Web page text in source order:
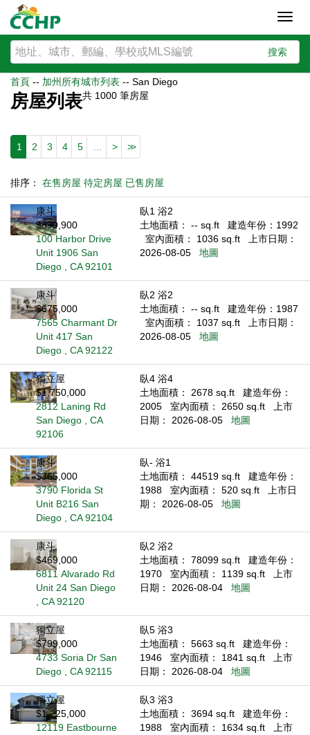
搜索
首頁 -- 加州所有城市列表 -- San Diego
房屋列表共 1000 筆房屋
1 2 3 4 5 > >>
排序： 在售房屋 待定房屋 已售房屋
康斗
$899,900
100 Harbor Drive
Unit 1906 San
Diego , CA 92101
臥1 浴2
土地面積： -- sq.ft
建造年份：1992
室內面積： 1036 sq.ft
上市日期：
2026-08-05
地圖
康斗
$675,000
7565 Charmant Dr
Unit 417 San
Diego , CA 92122
臥2 浴2
土地面積： -- sq.ft
建造年份：1987
室內面積： 1037 sq.ft
上市日期：
2026-08-05
地圖
獨立屋
$1,750,000
2812 Laning Rd
San Diego , CA
92106
臥4 浴4
土地面積： 2678 sq.ft
建造年份：
2005
室內面積： 2650 sq.ft
上市
日期： 2026-08-05
地圖
康斗
$365,000
3790 Florida St
Unit B216 San
Diego , CA 92104
臥- 浴1
土地面積： 44519 sq.ft
建造年份：
1988
室內面積： 520 sq.ft
上市日
期： 2026-08-05
地圖
康斗
$469,000
6811 Alvarado Rd
Unit 24 San Diego
, CA 92120
臥2 浴2
土地面積： 78099 sq.ft
建造年份：
1970
室內面積： 1139 sq.ft
上市
日期： 2026-08-04
地圖
獨立屋
$799,000
4733 Soria Dr San
Diego , CA 92115
臥5 浴3
土地面積： 5663 sq.ft
建造年份：
1946
室內面積： 1841 sq.ft
上市
日期： 2026-08-04
地圖
獨立屋
$1,225,000
12119 Eastbourne
臥3 浴3
土地面積： 3694 sq.ft
建造年份：
1988
室內面積： 1634 sq.ft
上市